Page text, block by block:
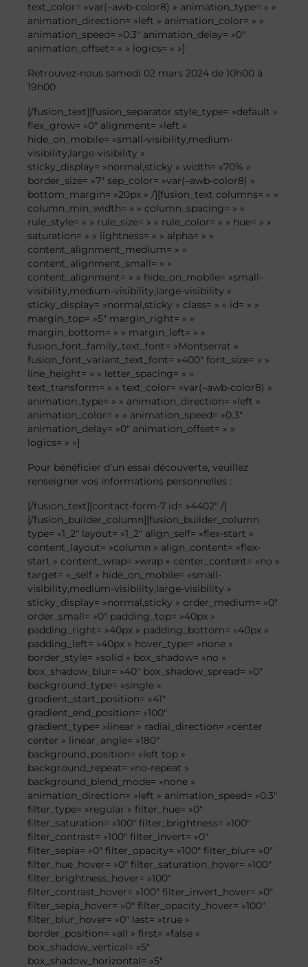
text_color= »var(–awb-color8) » animation_type= » »
animation_direction= »left » animation_color= » »
animation_speed= »0.3″ animation_delay= »0″
animation_offset= » » logics= » »]
Retrouvez-nous samedi 02 mars 2024 de 10h00 à
19h00
[/fusion_text][fusion_separator style_type= »default »
flex_grow= »0″ alignment= »left »
hide_on_mobile= »small-visibility,medium-
visibility,large-visibility »
sticky_display= »normal,sticky » width= »70% »
border_size= »7″ sep_color= »var(–awb-color8) »
bottom_margin= »20px » /][fusion_text columns= » »
column_min_width= » » column_spacing= » »
rule_style= » » rule_size= » » rule_color= » » hue= » »
saturation= » » lightness= » » alpha= » »
content_alignment_medium= » »
content_alignment_small= » »
content_alignment= » » hide_on_mobile= »small-
visibility,medium-visibility,large-visibility »
sticky_display= »normal,sticky » class= » » id= » »
margin_top= »5″ margin_right= » »
margin_bottom= » » margin_left= » »
fusion_font_family_text_font= »Montserrat »
fusion_font_variant_text_font= »400″ font_size= » »
line_height= » » letter_spacing= » »
text_transform= » » text_color= »var(–awb-color8) »
animation_type= » » animation_direction= »left »
animation_color= » » animation_speed= »0.3″
animation_delay= »0″ animation_offset= » »
logics= » »]
Pour bénéficier d’un essai découverte, veuillez
renseigner vos informations personnelles :
[/fusion_text][contact-form-7 id= »4402″ /]
[/fusion_builder_column][fusion_builder_column
type= »1_2″ layout= »1_2″ align_self= »flex-start »
content_layout= »column » align_content= »flex-
start » content_wrap= »wrap » center_content= »no »
target= »_self » hide_on_mobile= »small-
visibility,medium-visibility,large-visibility »
sticky_display= »normal,sticky » order_medium= »0″
order_small= »0″ padding_top= »40px »
padding_right= »40px » padding_bottom= »40px »
padding_left= »40px » hover_type= »none »
border_style= »solid » box_shadow= »no »
box_shadow_blur= »40″ box_shadow_spread= »0″
background_type= »single »
gradient_start_position= »41″
gradient_end_position= »100″
gradient_type= »linear » radial_direction= »center
center » linear_angle= »180″
background_position= »left top »
background_repeat= »no-repeat »
background_blend_mode= »none »
animation_direction= »left » animation_speed= »0.3″
filter_type= »regular » filter_hue= »0″
filter_saturation= »100″ filter_brightness= »100″
filter_contrast= »100″ filter_invert= »0″
filter_sepia= »0″ filter_opacity= »100″ filter_blur= »0″
filter_hue_hover= »0″ filter_saturation_hover= »100″
filter_brightness_hover= »100″
filter_contrast_hover= »100″ filter_invert_hover= »0″
filter_sepia_hover= »0″ filter_opacity_hover= »100″
filter_blur_hover= »0″ last= »true »
border_position= »all » first= »false »
box_shadow_vertical= »5″
box_shadow_horizontal= »5″